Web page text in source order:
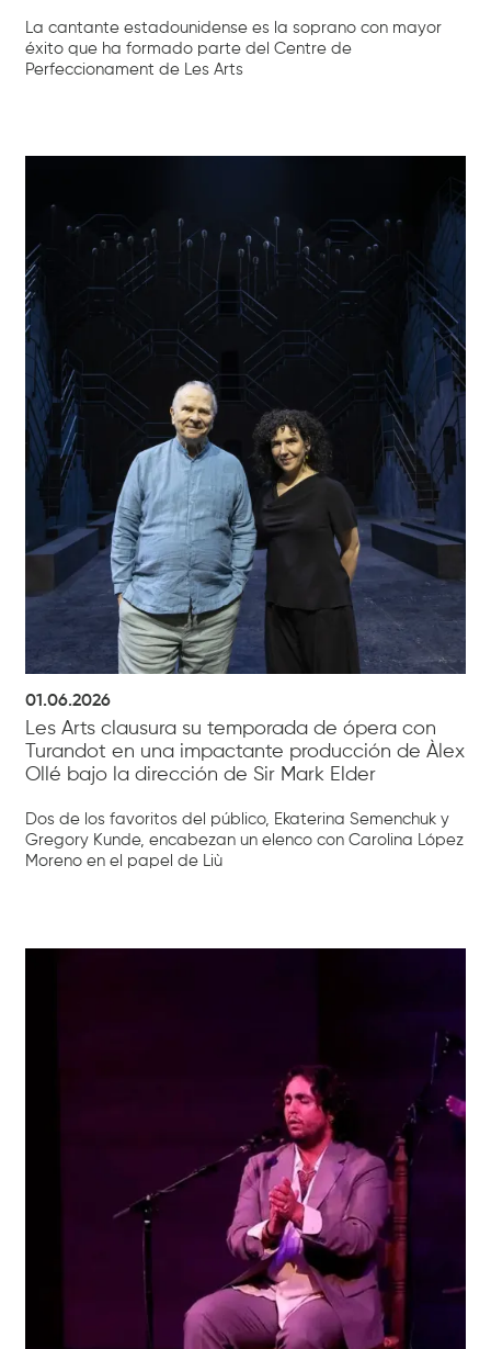
La cantante estadounidense es la soprano con mayor
éxito que ha formado parte del Centre de
Perfeccionament de Les Arts
01.06.2026
Les Arts clausura su temporada de ópera con
Turandot en una impactante producción de Àlex
Ollé bajo la dirección de Sir Mark Elder
Dos de los favoritos del público, Ekaterina Semenchuk y
Gregory Kunde, encabezan un elenco con Carolina López
Moreno en el papel de Liù